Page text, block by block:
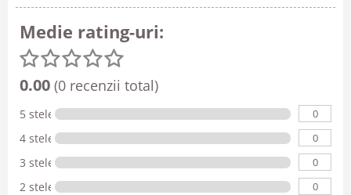
Medie rating-uri:
0.00 (0 recenzii total)
5 stele 0
4 stele 0
3 stele 0
2 stele 0